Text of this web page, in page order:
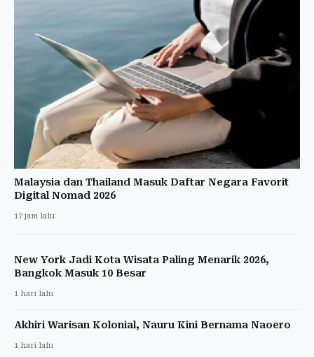
Malaysia dan Thailand Masuk Daftar Negara Favorit
Digital Nomad 2026
17 jam lalu
New York Jadi Kota Wisata Paling Menarik 2026,
Bangkok Masuk 10 Besar
1 hari lalu
Akhiri Warisan Kolonial, Nauru Kini Bernama Naoero
1 hari lalu